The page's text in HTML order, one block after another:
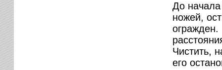
До начала
ножей,
огражден.
Чистить,
его